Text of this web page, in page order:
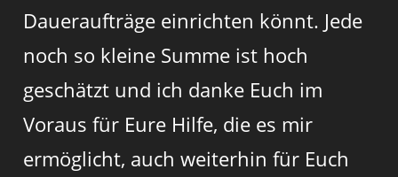
Daueraufträge einrichten könnt. Jede
noch so kleine Summe ist hoch
geschätzt und ich danke Euch im
Voraus für Eure Hilfe, die es mir
ermöglicht, auch weiterhin für Euch